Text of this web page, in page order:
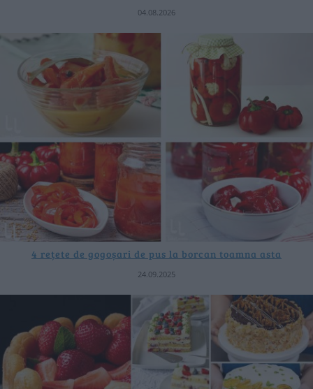
04.08.2026
4 rețete de gogoșari de pus la borcan toamna asta
24.09.2025